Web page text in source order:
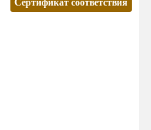
Сертификат соответствия